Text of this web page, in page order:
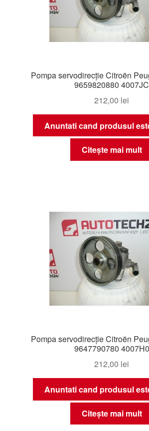
Pompa servodirecție Citroën
9659820880 4007JC
212,00 lei
Anuntati cand produsul
Citește mai mult
Pompa servodirecție Citroën
9647790780 4007H0
212,00 lei
Anuntati cand produsul
Citește mai mult